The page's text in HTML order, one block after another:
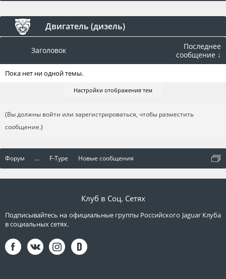
Двигатель (дизель)
Заголовок
Последнее
сообщение ↓
Пока нет ни одной темы.
Настройки отображения тем
(Вы должны войти или зарегистрироваться, чтобы разместить
сообщение.)
Форум ... F-Type Новые сообщения
Клуб в Соц. Сетях
Подписывайтесь на официальные группы Российского Jaguar Клуба
в социальных сетях.